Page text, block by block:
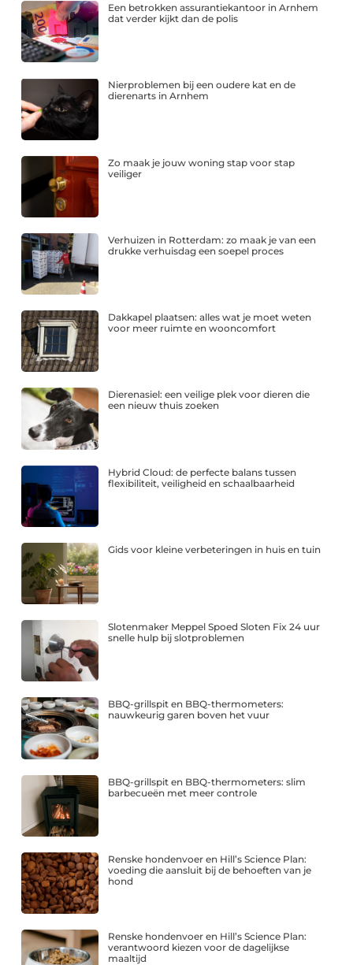
Een betrokken assurantiekantoor in Arnhem
dat verder kijkt dan de polis
Nierproblemen bij een oudere kat en de
dierenarts in Arnhem
Zo maak je jouw woning stap voor stap
veiliger
Verhuizen in Rotterdam: zo maak je van een
drukke verhuisdag een soepel proces
Dakkapel plaatsen: alles wat je moet weten
voor meer ruimte en wooncomfort
Dierenasiel: een veilige plek voor dieren die
een nieuw thuis zoeken
Hybrid Cloud: de perfecte balans tussen
flexibiliteit, veiligheid en schaalbaarheid
Gids voor kleine verbeteringen in huis en tuin
Slotenmaker Meppel Spoed Sloten Fix 24 uur
snelle hulp bij slotproblemen
BBQ-grillspit en BBQ-thermometers:
nauwkeurig garen boven het vuur
BBQ-grillspit en BBQ-thermometers: slim
barbecueën met meer controle
Renske hondenvoer en Hill’s Science Plan:
voeding die aansluit bij de behoeften van je
hond
Renske hondenvoer en Hill’s Science Plan:
verantwoord kiezen voor de dagelijkse
maaltijd